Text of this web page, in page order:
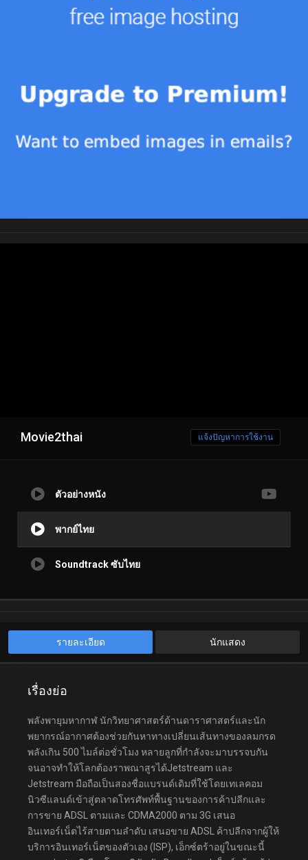
Movie2thai แจ้งปัญหาการใช้งาน
ตัวอย่างหนัง
พากย์ไทย
Soundtrack ซับไทย
รายละเอียด นักแสดง
เรื่องย่อ
พลังพายุมหากาฬ นักวิทยาศาสตร์ด้านดาราศาสตร์และนัก
พยากรณ์อากาศต้องช่วยกันหาทางเปลี่ยนเส้นทางของลมกรด
พลังเกิน 500 ไมล์ต่อชั่วโมง หลายลูกที่กำลังจะมาบรรจบกัน
จนอาจทำให้โลกต้องราพณาสูรได้Jetstream และ
Jetstream มือถือเป็นสองชื่อแบรนด์เดิมที่ใช้โดยเทเลคอม
นิวซีแลนด์เข้าสู่ตลาดโทรศัพท์พื้นฐานของการค้าปลีกและ
การขาย ADSL ตามและ CDMA2000 ตาม 3G เสนอ
อินเทอร์เน็ตไร้สายตามลำดับ เสนอขาย ADSL ค้าปลีกจากผู้ให้
บริการอินเทอร์เน็ตของตัวเอง (ISP), เอ็กซ์ตร้าอยู่ในขณะนี้